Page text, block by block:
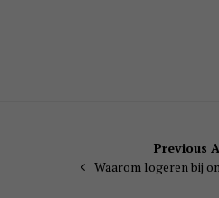
navigatie
Previous
Waarom logeren bij